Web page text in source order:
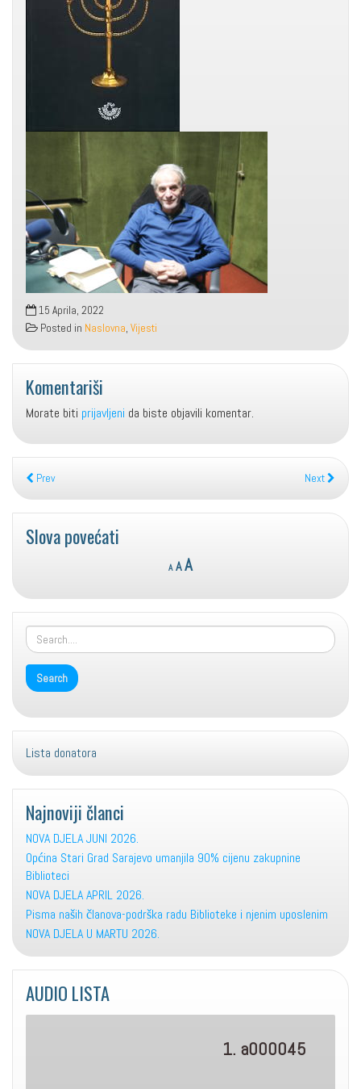
15 Aprila, 2022
Posted in Naslovna, Vijesti
Komentariši
Morate biti prijavljeni da biste objavili komentar.
Prev Next
Slova povećati
A
Decrease
font
A Reset
size.
AIncrease
size.
Lista donatora
Najnoviji članci
NOVA DJELA JUNI 2026.
Općina Stari Grad Sarajevo umanjila 90% cijenu zakupnine
Biblioteci
NOVA DJELA APRIL 2026.
Pisma naših članova-podrška radu Biblioteke i njenim uposlenim
NOVA DJELA U MARTU 2026.
AUDIO LISTA
1. a000045